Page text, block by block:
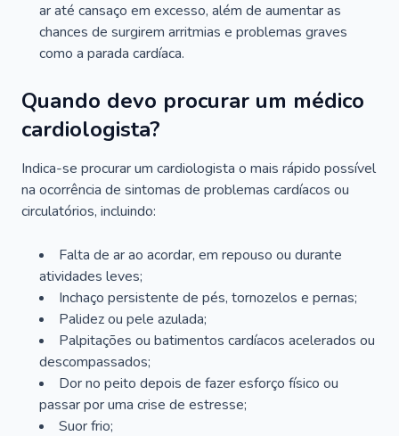
ar até cansaço em excesso, além de aumentar as
chances de surgirem arritmias e problemas graves
como a parada cardíaca.
Quando devo procurar um médico
cardiologista?
Indica-se procurar um cardiologista o mais rápido possível
na ocorrência de sintomas de problemas cardíacos ou
circulatórios, incluindo:
Falta de ar ao acordar, em repouso ou durante
atividades leves;
Inchaço persistente de pés, tornozelos e pernas;
Palidez ou pele azulada;
Palpitações ou batimentos cardíacos acelerados ou
descompassados;
Dor no peito depois de fazer esforço físico ou
passar por uma crise de estresse;
Suor frio;